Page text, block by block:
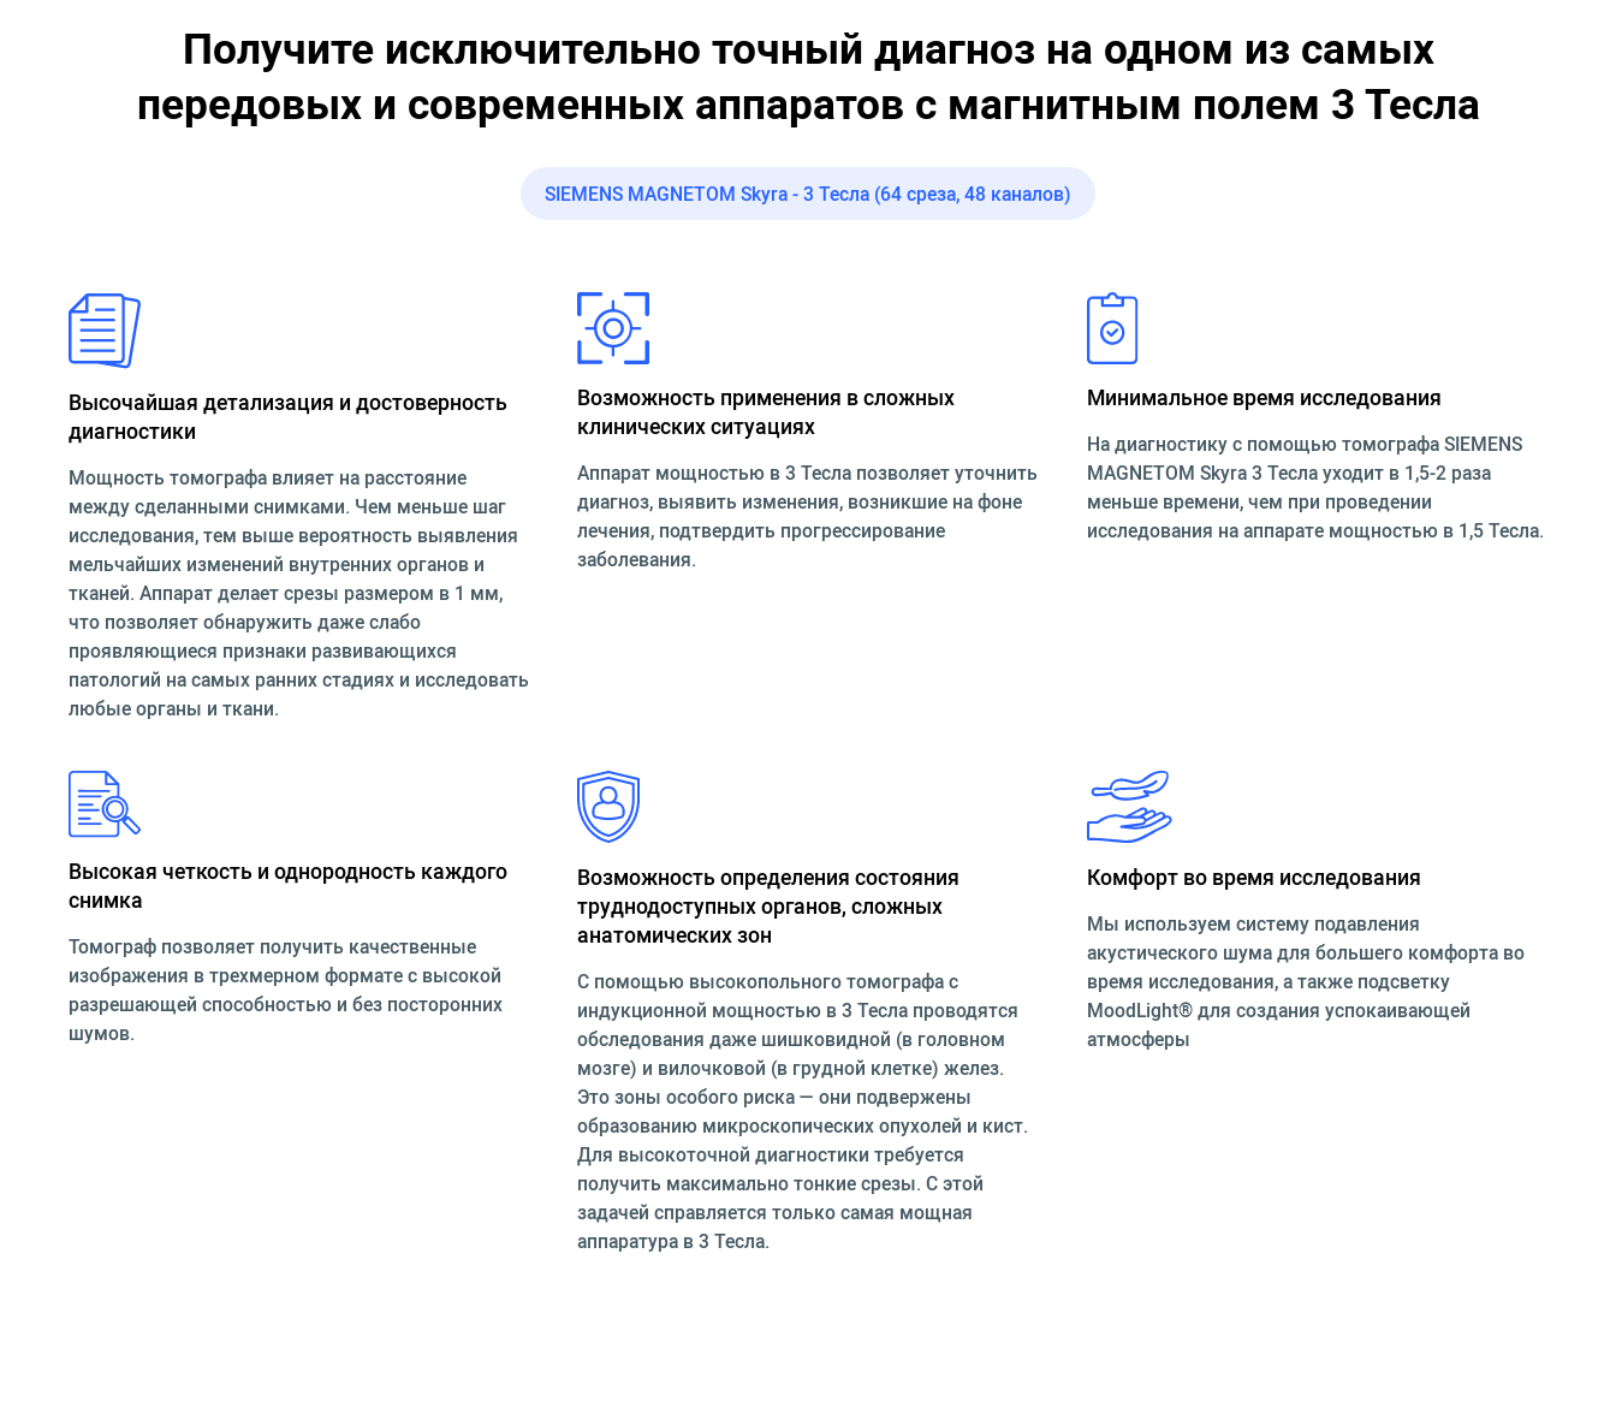
Получите исключительно точный диагноз на одном из самых
передовых и современных аппаратов с магнитным полем 3 Тесла
SIEMENS MAGNETOM Skyra - 3 Тесла (64 среза, 48 каналов)
Высочайшая детализация и достоверность
диагностики
Мощность томографа влияет на расстояние
между сделанными снимками. Чем меньше шаг
исследования, тем выше вероятность выявления
мельчайших изменений внутренних органов и
тканей. Аппарат делает срезы размером в 1 мм,
что позволяет обнаружить даже слабо
проявляющиеся признаки развивающихся
патологий на самых ранних стадиях и исследовать
любые органы и ткани.
Возможность применения в сложных
клинических ситуациях
Аппарат мощностью в 3 Тесла позволяет уточнить
диагноз, выявить изменения, возникшие на фоне
лечения, подтвердить прогрессирование
заболевания.
Минимальное время исследования
На диагностику с помощью томографа SIEMENS
MAGNETOM Skyra 3 Тесла уходит в 1,5-2 раза
меньше времени, чем при проведении
исследования на аппарате мощностью в 1,5 Тесла.
Высокая четкость и однородность каждого
снимка
Томограф позволяет получить качественные
изображения в трехмерном формате с высокой
разрешающей способностью и без посторонних
шумов.
Возможность определения состояния
труднодоступных органов, сложных
анатомических зон
С помощью высокопольного томографа с
индукционной мощностью в 3 Тесла проводятся
обследования даже шишковидной (в головном
мозге) и вилочковой (в грудной клетке) желез.
Это зоны особого риска — они подвержены
образованию микроскопических опухолей и кист.
Для высокоточной диагностики требуется
получить максимально тонкие срезы. С этой
задачей справляется только самая мощная
аппаратура в 3 Тесла.
Комфорт во время исследования
Мы используем систему подавления
акустического шума для большего комфорта во
время исследования, а также подсветку
MoodLight® для создания успокаивающей
атмосферы